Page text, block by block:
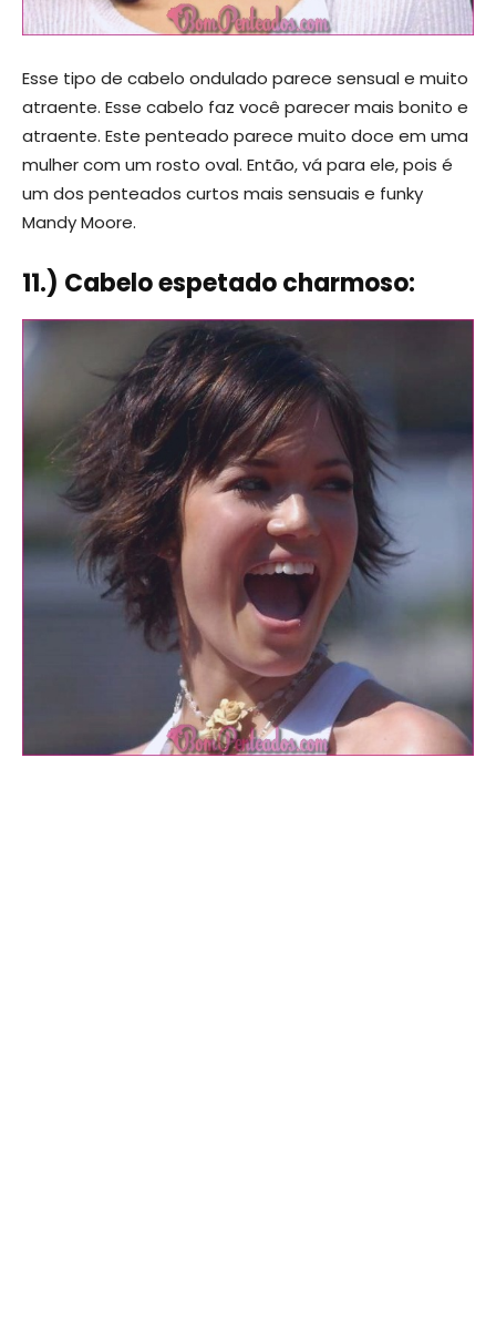
Esse tipo de cabelo ondulado parece sensual e muito
atraente. Esse cabelo faz você parecer mais bonito e
atraente. Este penteado parece muito doce em uma
mulher com um rosto oval. Então, vá para ele, pois é
um dos penteados curtos mais sensuais e funky
Mandy Moore.
11.) Cabelo espetado charmoso: